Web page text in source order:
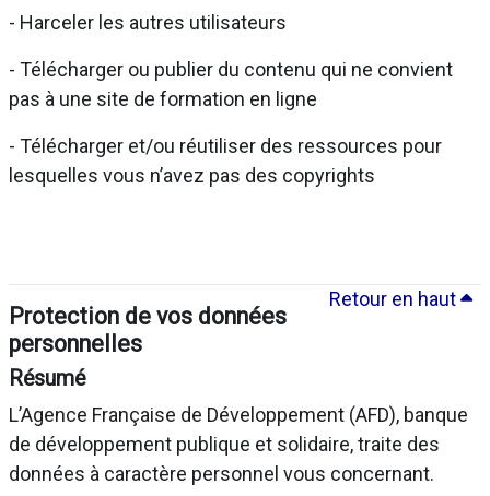
- Harceler les autres utilisateurs
- Télécharger ou publier du contenu qui ne convient
pas à une site de formation en ligne
- Télécharger et/ou réutiliser des ressources pour
lesquelles vous n’avez pas des copyrights
Retour en haut
Protection de vos données
personnelles
Résumé
L’Agence Française de Développement (AFD), banque
de développement publique et solidaire, traite des
données à caractère personnel vous concernant.